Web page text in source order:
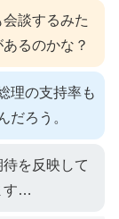
談するみた
るのかな？
理の支持率も
だろう。
を反映して
す…